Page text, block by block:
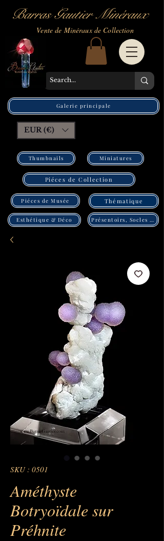
Vente de Minéraux de Collection
Barras Gautier Minéraux
Thumbnails
Piéces de Collection
Piéces de Musée
Miniatures
Galerie principale
Thématique
Esthétique & Déco
EUR (€)
SKU : 0501
Améthyste
Botryoïdale sur
Préhnite